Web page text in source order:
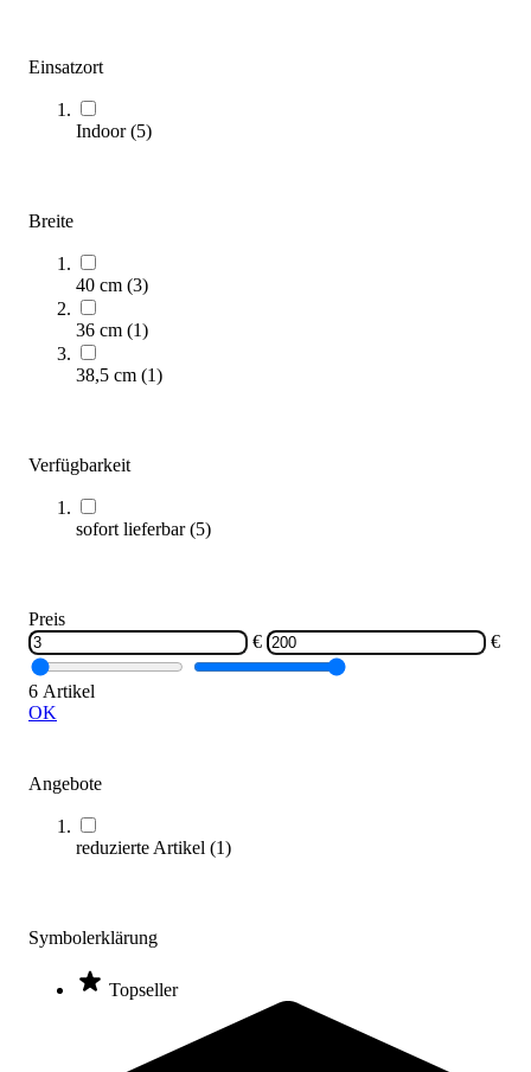
Einsatzort
Indoor(5)
Breite
40 cm (3)
36 cm (1)
38,5 cm (1)
Verfügbarkeit
sofort lieferbar(5)
Preis
€
€
6 Artikel
OK
Angebote
reduzierte Artikel (1)
Symbolerklärung
Topseller
74,95 €
Zum Produkt
Längere Lieferzeit
Reebok® STEP Connector
Zum Produkt
Sofort lieferbar
92,95 €
Zum Produkt